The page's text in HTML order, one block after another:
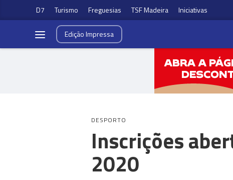
D7 Turismo Freguesias TSF Madeira Iniciativas
EdiçãoImpressa
DESPORTO
Inscrições
2020